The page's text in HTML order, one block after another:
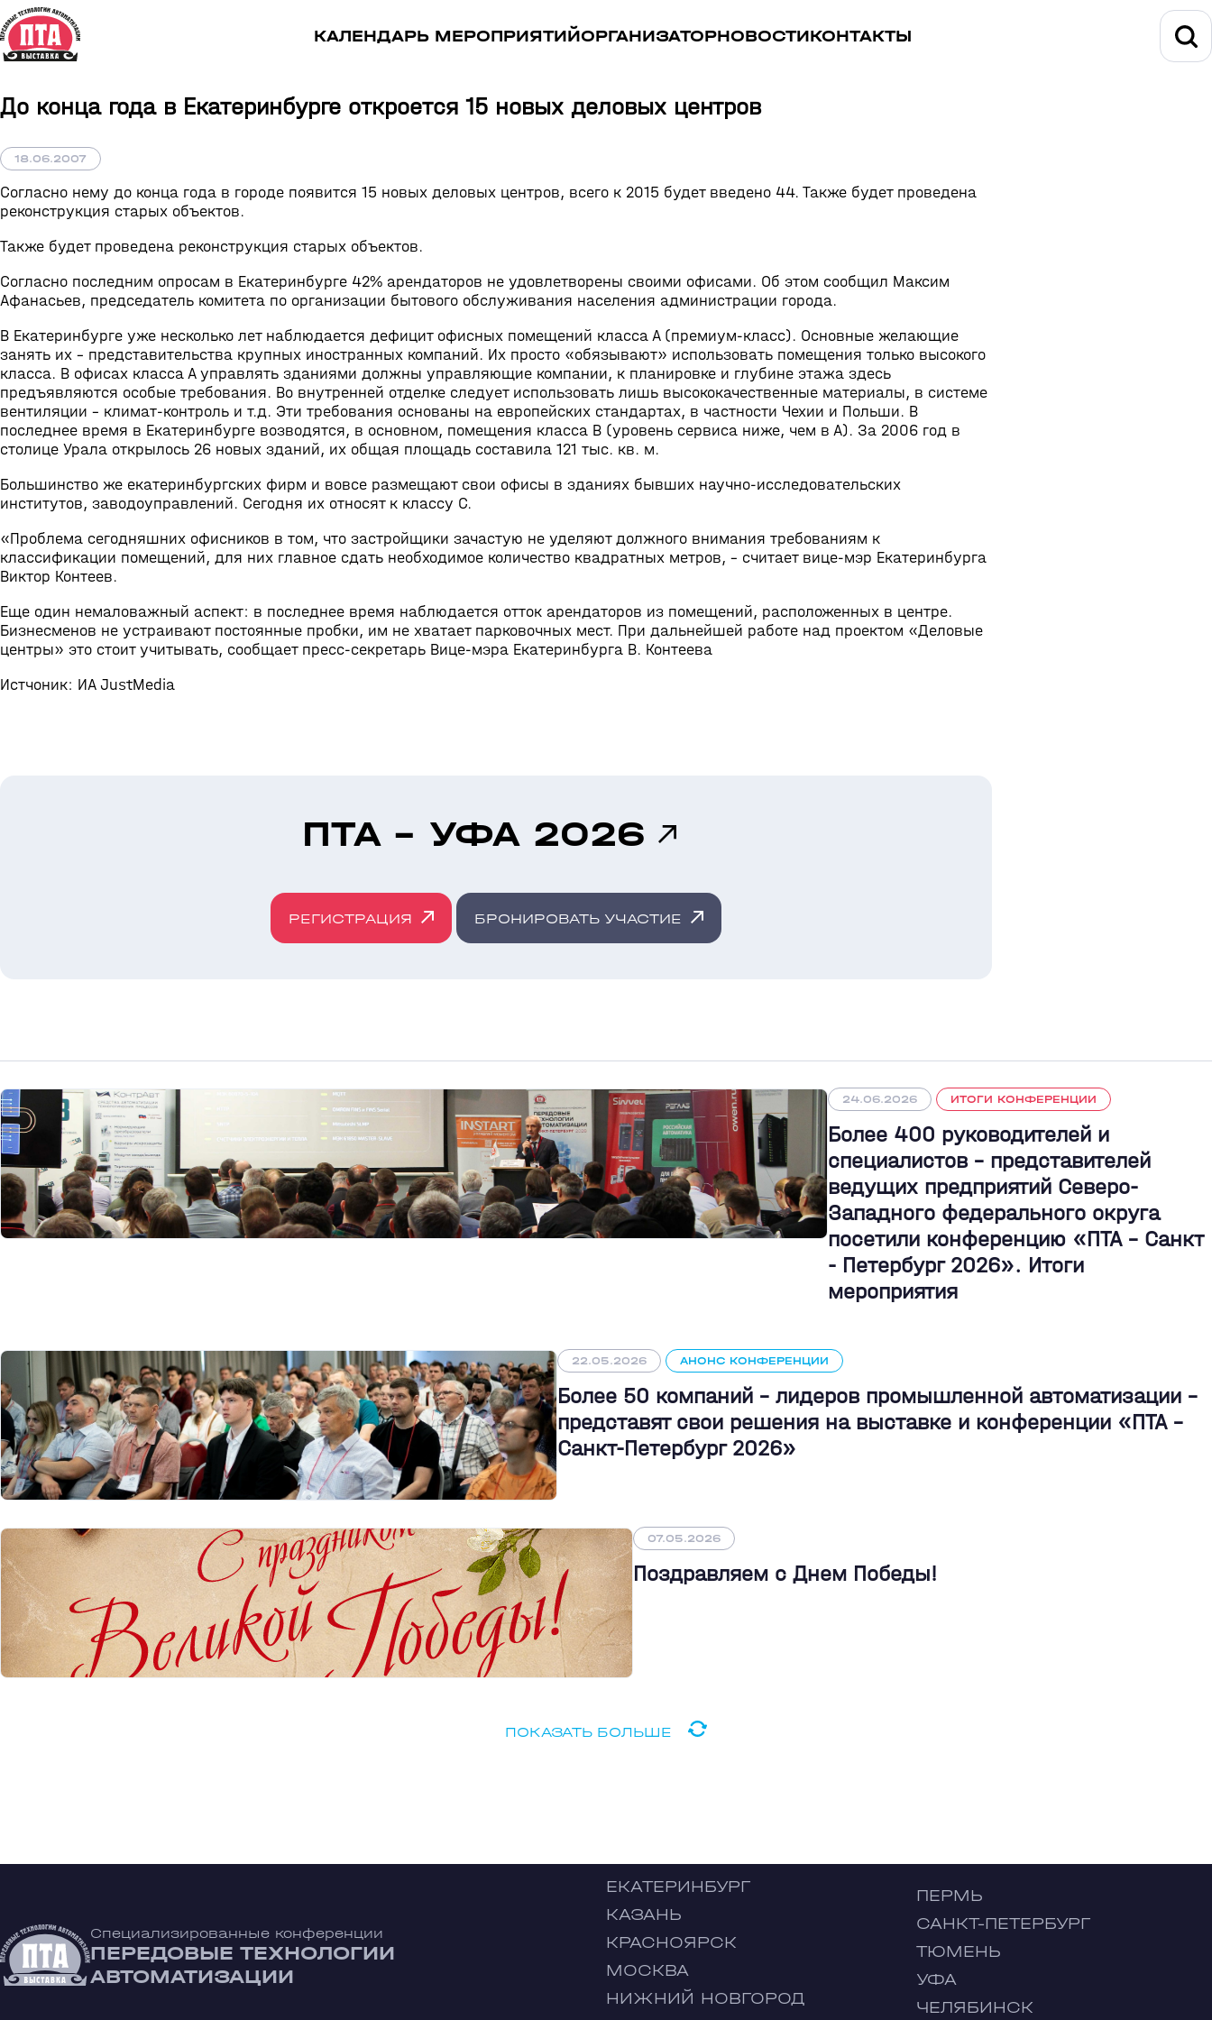
КАЛЕНДАРЬ МЕРОПРИЯТИЙОРГАНИЗАТОРНОВОСТИКОНТАКТЫ
До конца года в Екатеринбурге откроется 15 новых деловых центров
18.06.2007
Согласно нему до конца года в городе появится 15 новых деловых центров, всего к 2015 будет введено 44. Также будет проведена
реконструкция старых объектов.
Также будет проведена реконструкция старых объектов.
Согласно последним опросам в Екатеринбурге 42% арендаторов не удовлетворены своими офисами. Об этом сообщил Максим
Афанасьев, председатель комитета по организации бытового обслуживания населения администрации города.
В Екатеринбурге уже несколько лет наблюдается дефицит офисных помещений класса А (премиум-класс). Основные желающие
занять их – представительства крупных иностранных компаний. Их просто «обязывают» использовать помещения только высокого
класса. В офисах класса А управлять зданиями должны управляющие компании, к планировке и глубине этажа здесь
предъявляются особые требования. Во внутренней отделке следует использовать лишь высококачественные материалы, в системе
вентиляции – климат-контроль и т.д. Эти требования основаны на европейских стандартах, в частности Чехии и Польши. В
последнее время в Екатеринбурге возводятся, в основном, помещения класса В (уровень сервиса ниже, чем в А). За 2006 год в
столице Урала открылось 26 новых зданий, их общая площадь составила 121 тыс. кв. м.
Большинство же екатеринбургских фирм и вовсе размещают свои офисы в зданиях бывших научно-исследовательских
институтов, заводоуправлений. Сегодня их относят к классу С.
«Проблема сегодняшних офисников в том, что застройщики зачастую не уделяют должного внимания требованиям к
классификации помещений, для них главное сдать необходимое количество квадратных метров, - считает вице-мэр Екатеринбурга
Виктор Контеев.
Еще один немаловажный аспект: в последнее время наблюдается отток арендаторов из помещений, расположенных в центре.
Бизнесменов не устраивают постоянные пробки, им не хватает парковочных мест. При дальнейшей работе над проектом «Деловые
центры» это стоит учитывать, сообщает пресс-секретарь Вице-мэра Екатеринбурга В. Контеева
Истчоник: ИА JustMedia
ПТА - УФА 2026
РЕГИСТРАЦИЯ БРОНИРОВАТЬ УЧАСТИЕ
24.06.2026 ИТОГИ КОНФЕРЕНЦИИ
Более 400 руководителей и
специалистов – представителей
ведущих предприятий Северо-
Западного федерального округа
посетили конференцию «ПТА – Санкт
- Петербург 2026». Итоги
мероприятия
22.05.2026 АНОНС КОНФЕРЕНЦИИ
Более 50 компаний - лидеров промышленной автоматизации -
представят свои решения на выставке и конференции «ПТА –
Санкт-Петербург 2026»
07.05.2026
Поздравляем с Днем Победы!
ПОКАЗАТЬ БОЛЬШЕ
Специализированные конференции
ПЕРЕДОВЫЕ ТЕХНОЛОГИИ
АВТОМАТИЗАЦИИ
ЕКАТЕРИНБУРГ
КАЗАНЬ
КРАСНОЯРСК
МОСКВА
НИЖНИЙ НОВГОРОД
ПЕРМЬ
САНКТ-ПЕТЕРБУРГ
ТЮМЕНЬ
УФА
ЧЕЛЯБИНСК